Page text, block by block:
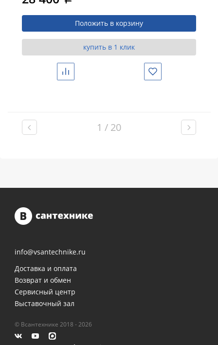
Положить в корзину
купить в 1 клик
Сравнить Избранное
1 / 20
info@vsantechnike.ru
Доставка и оплата
Возврат и обмен
Сервисный центр
Выставочный зал
© Всантехнике 2018 - 2026